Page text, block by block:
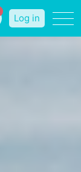
Log in